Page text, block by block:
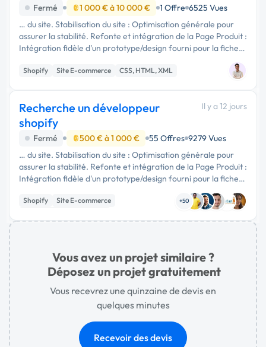
Fermé 1 000 € à 10 000 € 1 Offre 6525 Vues
… du site. Stabilisation du site : Optimisation générale pour
assurer la stabilité. Refonte et intégration de la Page Produit :
Intégration fidèle d'un prototype/design fourni pour la fiche
Shopify Site E-commerce CSS, HTML, XML
Recherche un développeur
shopify
Il y a 12 jours
Fermé 500 € à 1 000 € 55 Offres 9279 Vues
… du site. Stabilisation du site : Optimisation générale pour
assurer la stabilité. Refonte et intégration de la Page Produit :
Intégration fidèle d'un prototype/design fourni pour la fiche
produit. Adaptation Responsive : Assurer un rendu …
Shopify
Site E-commerce
+50
Vous avez un projet similaire ?
Déposez un projet gratuitement
Vous recevrez une quinzaine de devis en
quelques minutes
Recevoir des devis